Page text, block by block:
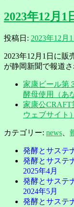
2023年12月1
投稿日: 2023年12月1
2023年12月1日に
が静岡新聞で報道さ
家康ビール第
酵母使用（あ
家康公CRAFT
ウェブサイト）
カテゴリー: news、
発酵とサステ
発酵とサステ
2025年4月
発酵とサステ
2024年5月
発酵とサステ